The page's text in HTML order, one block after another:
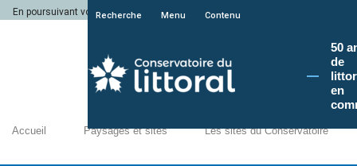
En poursuivant votre navigation sur le site du Conservatoire du littoral, vous
Recherche Menu Contenu
50
de
en
Accueil Paysages et sites Les sites du Conservatoire